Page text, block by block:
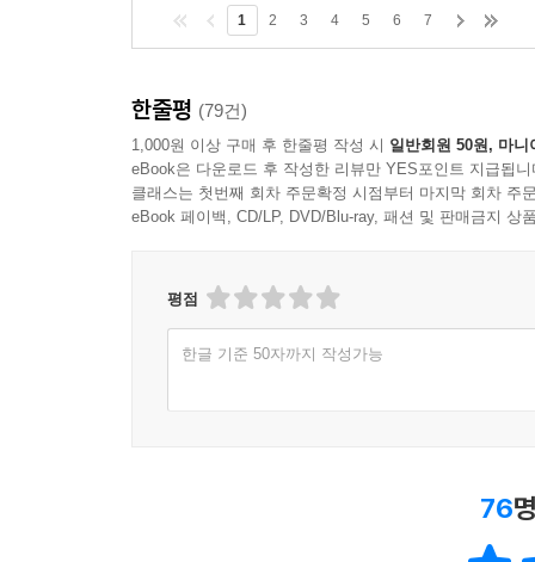
전개를 따라 읽는 재미를 선사한다. 무엇보다, 오
헌법에 있는 평등에 관한 조항이 무엇인지 물으
앞에’ 평등하기만 하면? 우리는 거기에 머물지 말
국민’이다. 모두가 인간다운 생활을 할 수 있어
모두를 부자로 만들어야 한다는 것도 아니다. 최
1 2 3 4 5 6 7
한줄평 (79건)
1,000원 이상 구매 후 한줄평 작성 시 일반회원 50원, 마니
eBook은 다운로드 후 작성한 리뷰만 YES포인트 지급됩니
클래스는 첫번째 회차 주문확정 시점부터 마지막 회차 주
eBook 페이백, CD/LP, DVD/Blu-ray, 패션 및 판매금지 상
평점
한글 기준 50자까지 작성가능
76